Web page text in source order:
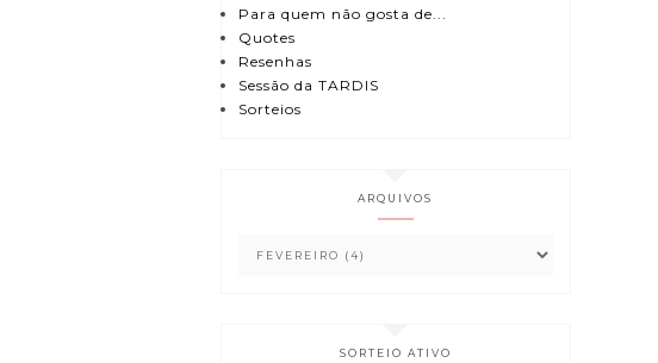
Para quem não gosta de...
Quotes
Resenhas
Sessão da TARDIS
Sorteios
ARQUIVOS
SORTEIO ATIVO